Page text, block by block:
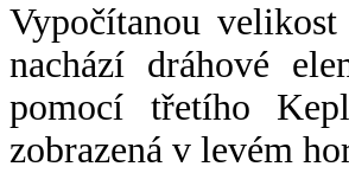
Vypočítanou velikost
nachází dráhové
pomocí třetího
zobrazená v levém